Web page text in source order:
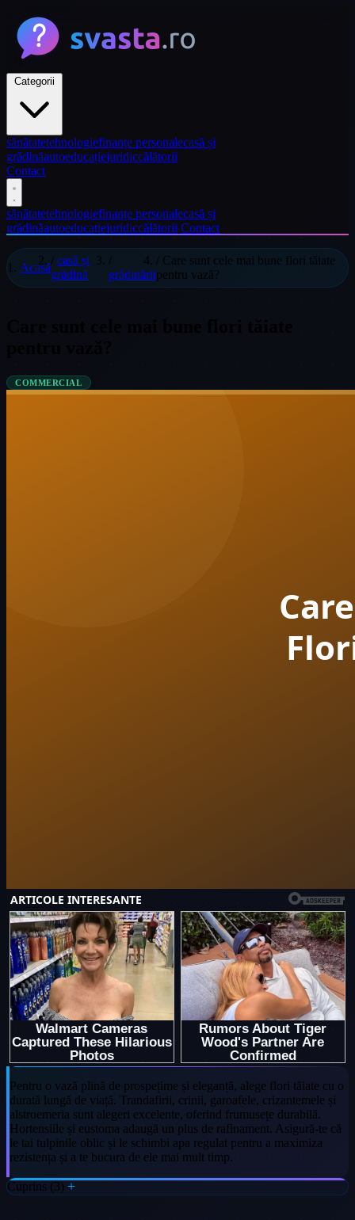
sănătatetehnologiefinanțe personalecasă și
grădinăautoeducațiejuridiccălătorii
Contact
sănătatetehnologiefinanțe personalecasă și
grădinăautoeducațiejuridiccălătorii Contact
Acasă
casă și
grădină
/
grădinărit
/ Care sunt cele mai bune flori tăiate
pentru vază?
COMMERCIAL
Pentru o vază plină de prospețime și eleganță, alege flori tăiate cu o
durată lungă de viață. Trandafirii, crinii, garoafele, crizantemele și
alstroemeria sunt alegeri excelente, oferind frumusețe durabilă.
Hortensiile și eustoma adaugă un plus de rafinament. Asigură-te că
le tai tulpinile oblic și le schimbi apa regulat pentru a maximiza
rezistența și a te bucura de ele mai mult timp.
Cuprins (3)